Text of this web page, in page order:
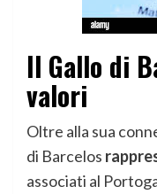
Il Gallo di
valori
Oltre alla sua
di Barcelos
associati al